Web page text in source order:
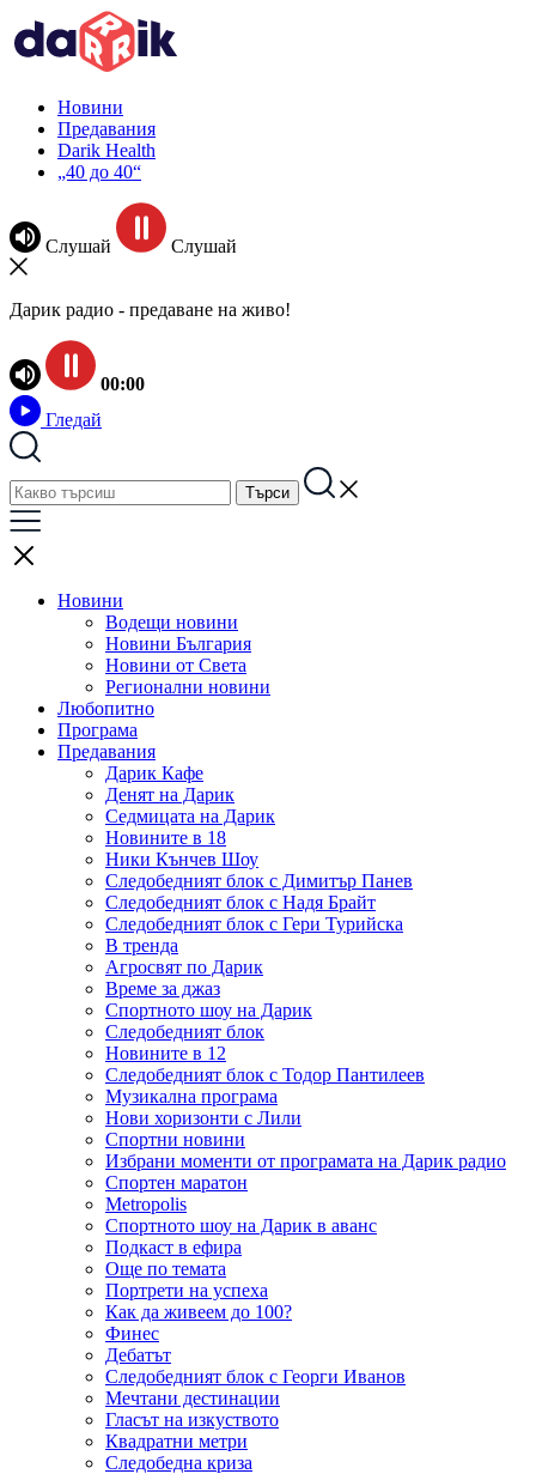
Новини
Предавания
Darik Health
„40 до 40“
Слушай Слушай
Дарик радио - предаване на живо!
00:00
Гледай
Новини
Водещи новини
Новини България
Новини от Света
Регионални новини
Любопитно
Програма
Предавания
Дарик Кафе
Денят на Дарик
Седмицата на Дарик
Новините в 18
Ники Кънчев Шоу
Следобедният блок с Димитър Панев
Следобедният блок с Надя Брайт
Следобедният блок с Гери Турийска
В тренда
Агросвят по Дарик
Време за джаз
Спортното шоу на Дарик
Следобедният блок
Новините в 12
Следобедният блок с Тодор Пантилеев
Музикална програма
Нови хоризонти с Лили
Спортни новини
Избрани моменти от програмата на Дарик радио
Спортен маратон
Metropolis
Спортното шоу на Дарик в аванс
Подкаст в ефира
Още по темата
Портрети на успеха
Как да живеем до 100?
Финес
Дебатът
Следобедният блок с Георги Иванов
Мечтани дестинации
Гласът на изкуството
Квадратни метри
Следобедна криза